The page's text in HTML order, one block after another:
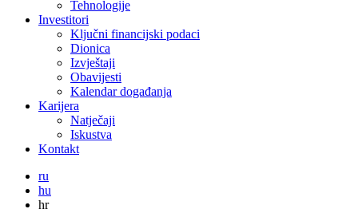
Tehnologije
Investitori
Ključni financijski podaci
Dionica
Izvještaji
Obavijesti
Kalendar događanja
Karijera
Natječaji
Iskustva
Kontakt
ru
hu
hr